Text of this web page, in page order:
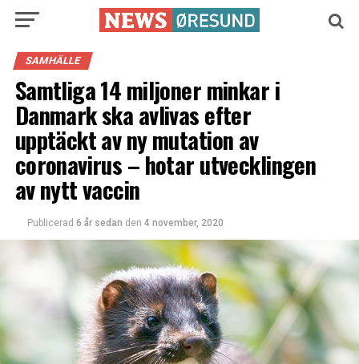
SAMHÄLLE
Samtliga 14 miljoner minkar i
Danmark ska avlivas efter
upptäckt av ny mutation av
coronavirus – hotar utvecklingen
av nytt vaccin
Publicerad 6 år sedan den 4 november, 2020